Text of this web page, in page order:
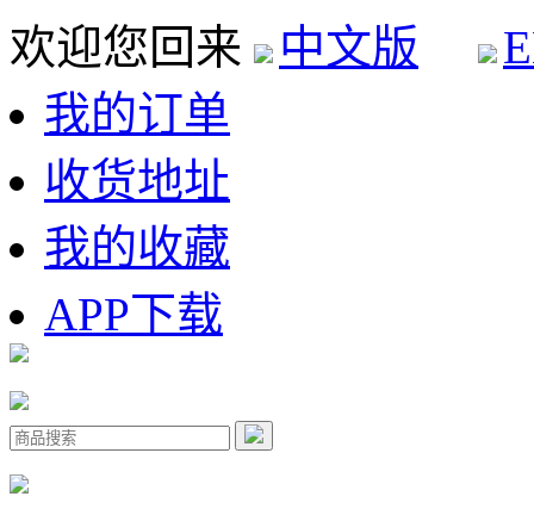
欢迎您回来 中文版
我的订单
收货地址
我的收藏
APP下载